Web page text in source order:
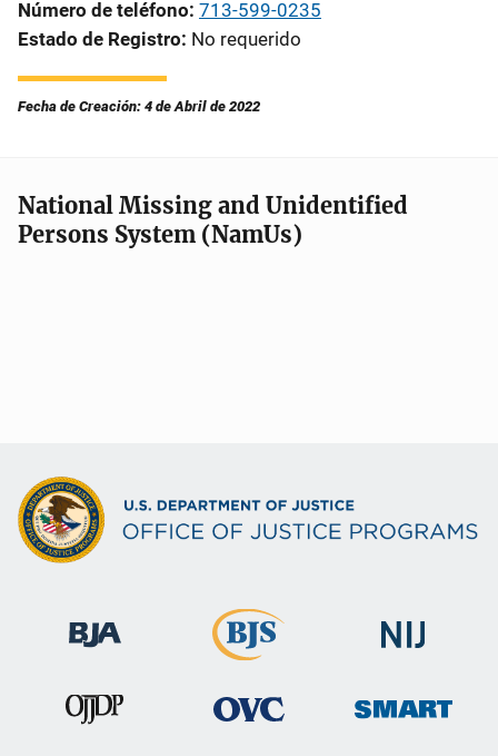
Número de teléfono 713-599-0235
Estado de Registro No requerido
Fecha de Creación: 4 de Abril de 2022
National Missing and Unidentified
Persons System (NamUs)